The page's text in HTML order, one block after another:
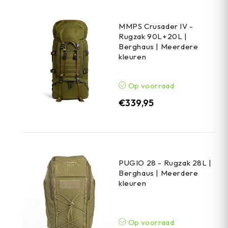
MMPS Crusader IV -
Rugzak 90L+20L |
Berghaus | Meerdere
kleuren
Op voorraad
€339,95
PUGIO 28 - Rugzak 28L |
Berghaus | Meerdere
kleuren
Op voorraad